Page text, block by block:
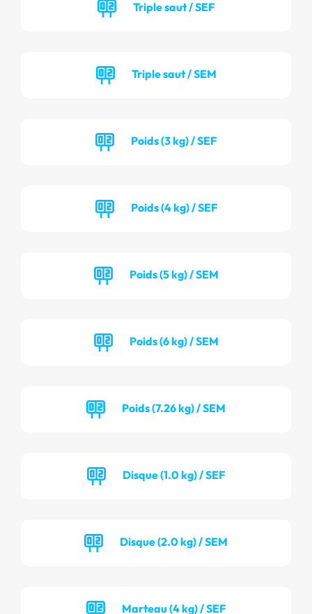
Triple saut / SEF
Triple saut / SEM
Poids (3 kg) / SEF
Poids (4 kg) / SEF
Poids (5 kg) / SEM
Poids (6 kg) / SEM
Poids (7.26 kg) / SEM
Disque (1.0 kg) / SEF
Disque (2.0 kg) / SEM
Marteau (4 kg) / SEF